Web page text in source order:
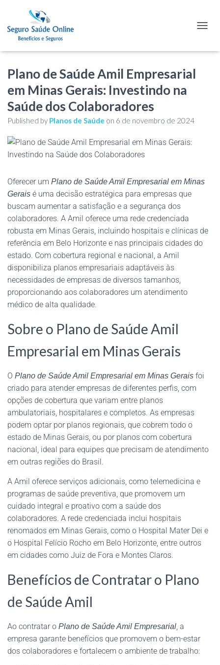
Plano de Saúde Amil Empresarial
em Minas Gerais: Investindo na
Saúde dos Colaboradores
Published by Planos de Saúde on 6 de novembro de 2024
Oferecer um Plano de Saúde Amil Empresarial em Minas
Gerais é uma decisão estratégica para empresas que
buscam aumentar a satisfação e a segurança dos
colaboradores. A Amil oferece uma rede credenciada
robusta em Minas Gerais, incluindo hospitais e clínicas de
referência em Belo Horizonte e nas principais cidades do
estado. Com cobertura regional e nacional, a Amil
disponibiliza planos empresariais adaptáveis às
necessidades de empresas de diversos tamanhos,
proporcionando aos colaboradores um atendimento
médico de alta qualidade.
Sobre o Plano de Saúde Amil
Empresarial em Minas Gerais
O Plano de Saúde Amil Empresarial em Minas Gerais foi
criado para atender empresas de diferentes perfis, com
opções de cobertura que variam entre planos
ambulatoriais, hospitalares e completos. As empresas
podem optar por planos regionais, que cobrem todo o
estado de Minas Gerais, ou por planos com cobertura
nacional, ideal para equipes que precisam de atendimento
em outras regiões do Brasil.
A Amil oferece serviços adicionais, como telemedicina e
programas de saúde preventiva, que promovem um
cuidado integral e proativo com a saúde dos
colaboradores. A rede credenciada inclui hospitais
renomados em Minas Gerais, como o Hospital Mater Dei e
o Hospital Felício Rocho em Belo Horizonte, entre outros
em cidades como Juiz de Fora e Montes Claros.
Benefícios de Contratar o Plano
de Saúde Amil
Ao contratar o Plano de Saúde Amil Empresarial , a
empresa garante benefícios que promovem o bem-estar
dos colaboradores e fortalecem o ambiente de trabalho: